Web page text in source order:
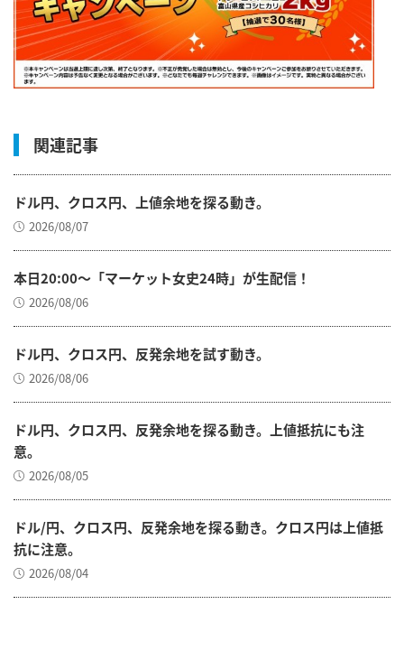
関連記事
ドル円、クロス円、上値余地を探る動き。
2026/08/07
本日20:00～「マーケット女史24時」が生配信！
2026/08/06
ドル円、クロス円、反発余地を試す動き。
2026/08/06
ドル円、クロス円、反発余地を探る動き。上値抵抗にも注
意。
2026/08/05
ドル/円、クロス円、反発余地を探る動き。クロス円は上値抵
抗に注意。
2026/08/04